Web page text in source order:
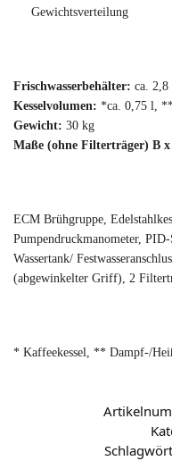
Gewichtsverteilung
Frischwasserbehälter: ca. 2,8
Kesselvolumen: *ca. 0,75 l,
Gewicht: 30 kg
Maße (ohne Filterträger) B
ECM Brühgruppe,
Pumpendruckmanometer,
Wassertank/
(abgewinkelter Griff), 2
* Kaffeekessel, ** Dampf-/